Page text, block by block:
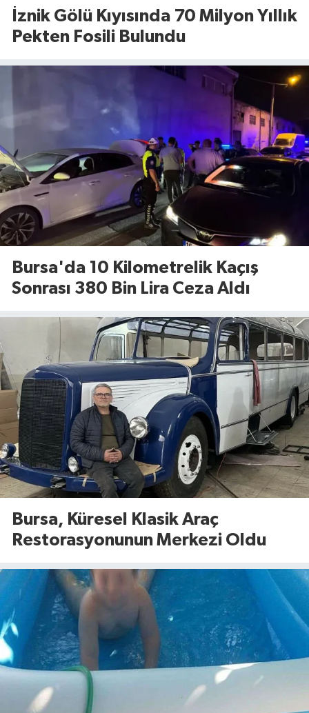
İznik Gölü Kıyısında 70 Milyon Yıllık
Pekten Fosili Bulundu
Bursa'da 10 Kilometrelik Kaçış
Sonrası 380 Bin Lira Ceza Aldı
Bursa, Küresel Klasik Araç
Restorasyonunun Merkezi Oldu